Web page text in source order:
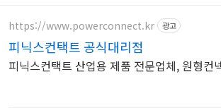
https://www.powerconnect.kr 광고
피닉스컨택트 공식대리점
피닉스컨택트 산업용 제품 전문업체, 원형컨